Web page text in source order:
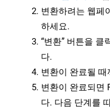
변환하려는 웹페
하세요.
“변환” 버튼을 클
다.
변환이 완료될
변환이 완료되면
다. 다음 단계를